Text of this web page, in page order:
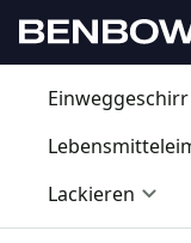
Einweggeschirr
Lackieren